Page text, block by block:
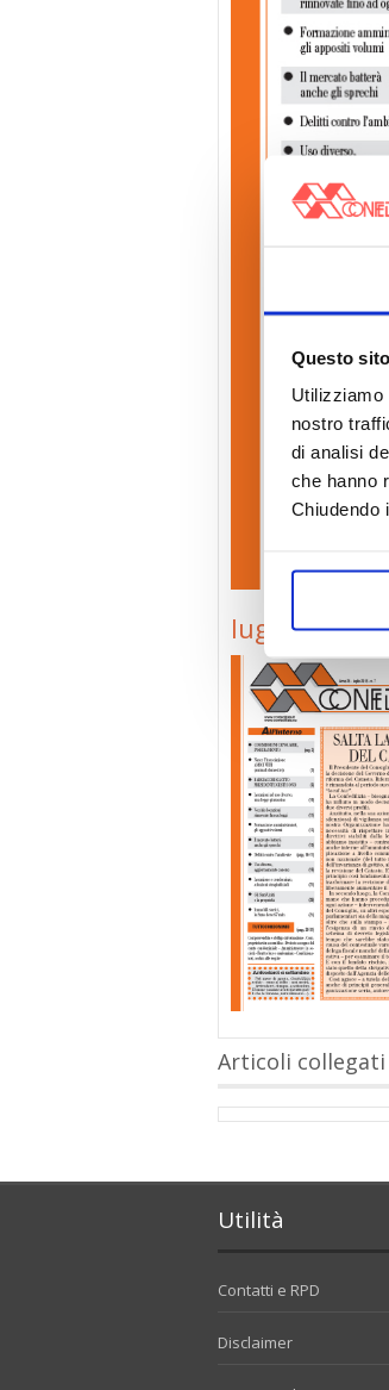
Questo
Utilizziamo
nostro
di analisi
che hanno
Chiudendo
luglio
Articoli collegati
Utilità
Contatti e RPD
Disclaimer